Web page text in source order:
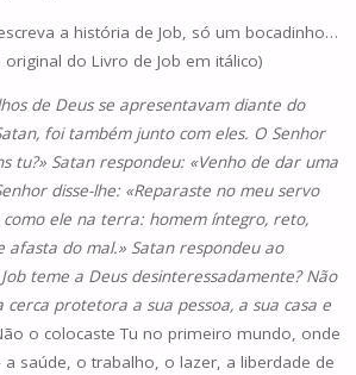
a história de Job, só um bocadinho…
do Livro de Job em itálico)
de Deus se apresentavam diante do
foi também junto com eles. O Senhor
tu?» Satan respondeu: «Ve­nho de dar uma
disse-lhe: «Reparaste no meu servo
como ele na terra: ho­mem íntegro, reto,
afasta do mal.» Satan respon­deu ao
te­me a Deus desinteressadamente? Não
cerca prote­tora a sua pessoa, a sua casa e
o colocaste Tu no primeiro mundo, onde
saúde, o trabalho, o lazer, a liberdade de